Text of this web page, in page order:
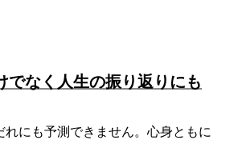
でなく人生の振り返りにも
れにも予測できません。心身ともに